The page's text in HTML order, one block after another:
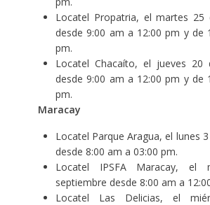
Locatel Propatria, el martes 25
desde 9:00 am a 12:00 pm y de
pm.
Locatel Chacaíto, el jueves 20
desde 9:00 am a 12:00 pm y de
pm.
Maracay
Locatel Parque Aragua, el lunes
desde 8:00 am a 03:00 pm.
Locatel IPSFA Maracay, el
septiembre desde 8:00 am a
Locatel Las Delicias, el